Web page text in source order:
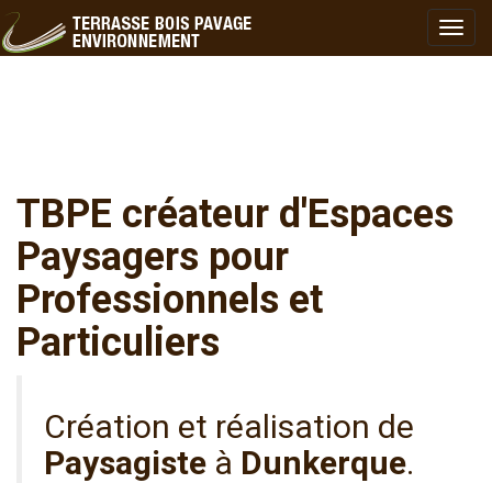
TBPE créateur d'Espaces
Paysagers pour
Professionnels et
Particuliers
Création et réalisation de
Paysagiste à Dunkerque.